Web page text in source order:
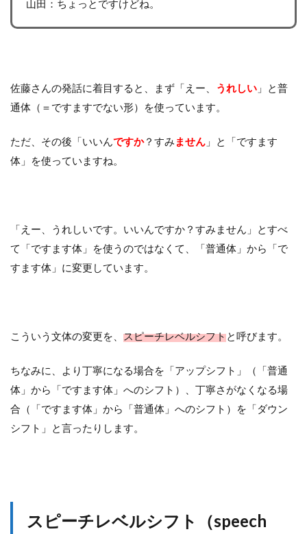
山田：ちょっとですけどね。
佐藤さんの発話に着目すると、まず「えー、 うれしい 」と普
通体（＝ですますでない形）を使っています。
ただ、その後「いいん ですか？すみ ません 」と「ですます
体」を使っていますね。
「えー、うれしいです。いいんですか？すみません」とすべ
て「ですます体」を使うのではなくて、「普通体」から「で
すます体」に変更しています。
こういう文体の変更を、 スピーチレベルシフトと呼びます。
ちなみに、より丁寧になる場合を「アップシフト」（「普通
体」から「ですます体」へのシフト）、丁寧さがなくなる場
合（「ですます体」から「普通体」へのシフト）を「ダウン
シフト」と言ったりします。
スピーチレベルシフト（speech